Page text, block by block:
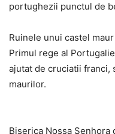
portughezii punctul de
Ruinele unui castel
Primul rege al
ajutat de cruciatii franci,
maurilor.
Biserica Nossa Senhora